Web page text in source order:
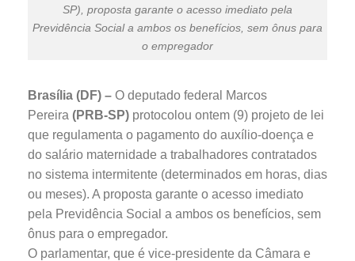
SP), proposta garante o acesso imediato pela
Previdência Social a ambos os benefícios, sem ônus para
o empregador
Brasília (DF) – O deputado federal Marcos
Pereira (PRB-SP) protocolou ontem (9) projeto de lei
que regulamenta o pagamento do auxílio-doença e
do salário maternidade a trabalhadores contratados
no sistema intermitente (determinados em horas, dias
ou meses). A proposta garante o acesso imediato
pela Previdência Social a ambos os benefícios, sem
ônus para o empregador.
O parlamentar, que é vice-presidente da Câmara e